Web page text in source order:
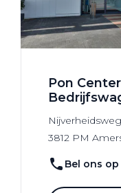
Pon
3812 PM
Bel ons